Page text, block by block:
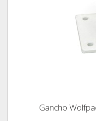
Gancho